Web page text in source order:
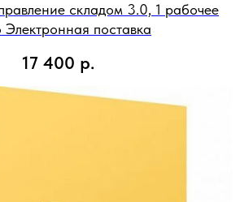
складом 3.0, 1 рабочее
Электронная поставка
17 400 р.